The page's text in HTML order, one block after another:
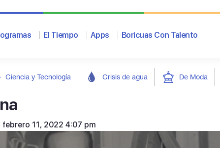
El Tiempo Apps Boricuas Con Talento
Ciencia y Tecnología Crisis de agua De Moda
febrero 11, 2022 4:07 pm